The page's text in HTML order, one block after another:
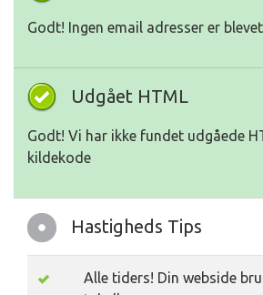
Godt! Ingen email adresser er
Udgået HTML
Godt! Vi har ikke fundet udgåede
kildekode
Hastigheds Tips
Alle tiders! Din webside